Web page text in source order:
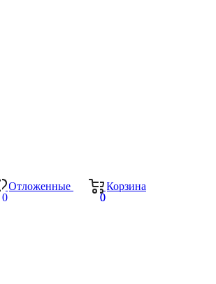
Отложенные
0
Корзина
0
0